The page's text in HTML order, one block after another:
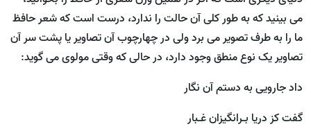
می بینید که به طور کلی آن حالت را ندارد، درست است که شعر حافظ
ما را به طرف تصویر می برد ولی در چهارچوب آن تصاویر یا پشت سر آن
تصاویر یک نوع منطق وجود دارد، در حالی که وقتی مولوی می گوید:
داد جارویی به دستم آن نگار
گفت کز دریا بـرانگیزان غـبار